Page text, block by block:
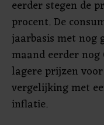
eerder stegen de
procent. De
jaarbasis met nog
maand eerder
lagere prijzen
vergelijking met
inflatie.